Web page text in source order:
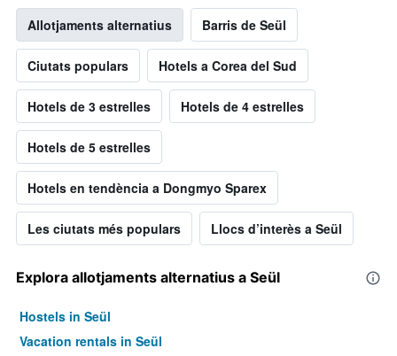
Allotjaments alternatius Barris de Seül
Ciutats populars Hotels a Corea del Sud
Hotels de 3 estrelles Hotels de 4 estrelles
Hotels de 5 estrelles
Hotels en tendència a Dongmyo Sparex
Les ciutats més populars Llocs d’interès a Seül
Explora allotjaments alternatius a Seül
Hostels in Seül
Vacation rentals in Seül